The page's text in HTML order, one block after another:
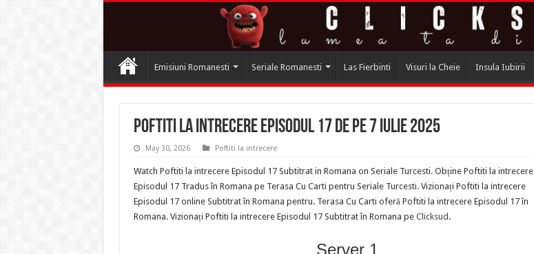
Emisiuni Romanesti Seriale Romanesti Las Fierbinti Visuri la Cheie Insula Iubirii
Poftiti la intrecere Episodul 17 de pe 7 Iulie 2025
May 30, 2026 Poftiti la intrecere
Watch Poftiti la intrecere Episodul 17 Subtitrat in Romana on Seriale Turcesti. Obține Poftiti la intrecere
Episodul 17 Tradus în Romana pe Terasa Cu Carti pentru Seriale Turcesti. Vizionați Poftiti la intrecere
Episodul 17 online Subtitrat în Romana pentru. Terasa Cu Carti oferă Poftiti la intrecere Episodul 17 în
Romana. Vizionați Poftiti la intrecere Episodul 17 Subtitrat în Romana pe Clicksud .
Server 1